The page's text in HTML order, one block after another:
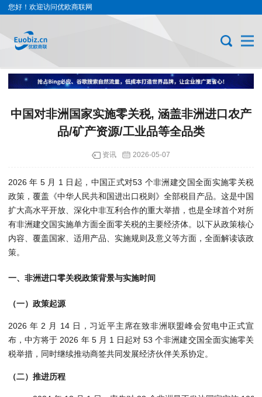
您好！欢迎访问优欧商联网
中国对非洲国家实施零关税, 涵盖非洲进口农产
品/矿产资源/工业品等全品类
资讯 2026-05-07
2026 年 5 月 1 日起，中国正式对53 个非洲建交国全面实施零关税
政策，覆盖《中华人民共和国进出口税则》全部税目产品。这是中国
扩大高水平开放、深化中非互利合作的重大举措，也是全球首个对所
有非洲建交国实施单方面全面零关税的主要经济体。以下从政策核心
内容、覆盖国家、适用产品、实施规则及意义等方面，全面解读该政
策。
一、非洲进口零关税政策背景与实施时间
（一）政策起源
2026 年 2 月 14 日，习近平主席在致非洲联盟峰会贺电中正式宣
布，中方将于 2026 年 5 月 1 日起对 53 个非洲建交国全面实施零关
税举措，同时继续推动商签共同发展经济伙伴关系协定。
（二）推进历程